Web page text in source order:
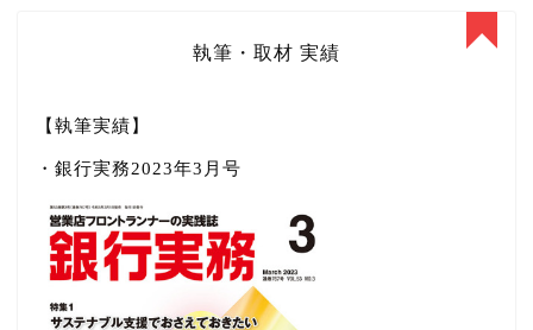
執筆・取材 実績
【執筆実績】
・銀行実務2023年3月号